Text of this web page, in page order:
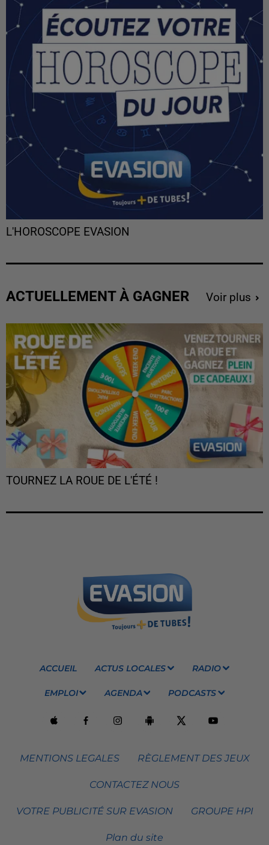
L'HOROSCOPE EVASION
ACTUELLEMENT À GAGNER Voir plus
TOURNEZ LA ROUE DE L'ÉTÉ !
ACCUEIL ACTUS LOCALES RADIO
EMPLOI AGENDA PODCASTS
MENTIONS LEGALES RÈGLEMENT DES JEUX
CONTACTEZ NOUS
VOTRE PUBLICITÉ SUR EVASION GROUPE HPI
Plan du site